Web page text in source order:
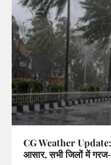
CG Weather Update:
आसार, सभी जिलों में